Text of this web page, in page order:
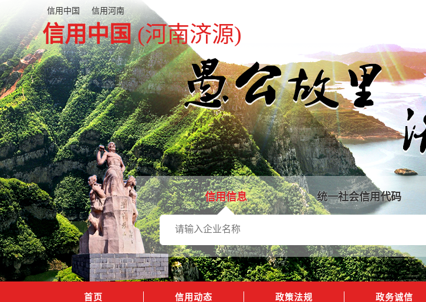
信用中国(河南济源)
信用中国 信用河南
信用信息 统一社会信用代码
首页 信用动态 政策法规 政务诚信